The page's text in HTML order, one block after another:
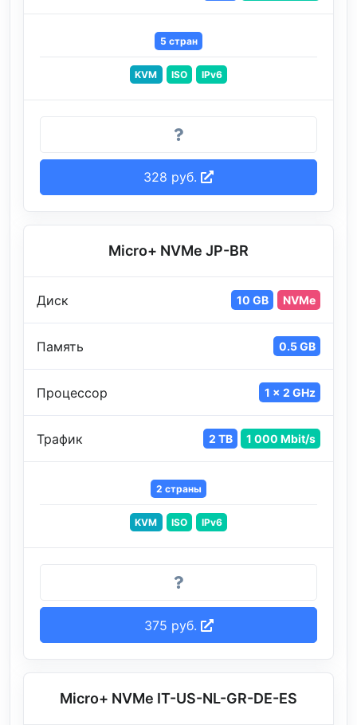
5 стран
KVM ISO IPv6
328 руб.
Micro+ NVMe JP-BR
Диск 10 GB NVMe
Память 0.5 GB
Процессор 1 x 2 GHz
Трафик 2 TB 1 000 Mbit/s
2 страны
KVM ISO IPv6
375 руб.
Micro+ NVMe IT-US-NL-GR-DE-ES